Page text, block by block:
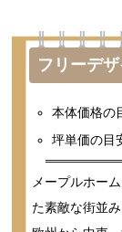
フリーデ
本体価格の
坪単価の目
メープルホー
た素敵な街並